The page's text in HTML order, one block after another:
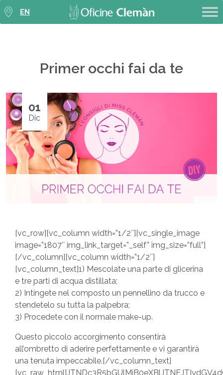
EN
Primer occhi fai da te
01
Dic
[vc_row][vc_column width=”1/2″][vc_single_image
image=”1807″ img_link_target=”_self” img_size=”full”]
[/vc_column][vc_column width=”1/2″]
[vc_column_text]1) Mescolate una parte di glicerina
e tre parti di acqua distillata;
2) Intingete nel composto un pennellino da trucco e
stendetelo su tutta la palpebra;
3) Procedete con il normale make-up.
Questo piccolo accorgimento consentirà
all’ombretto di aderire perfettamente e vi garantirà
una tenuta impeccabile.[/vc_column_text]